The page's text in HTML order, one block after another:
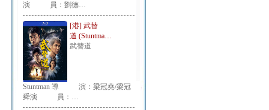
演 員：劉德…
[港] 武替
道 (Stuntma…
武替道
Stuntman 導 演：梁冠堯/梁冠
舜演 員：…